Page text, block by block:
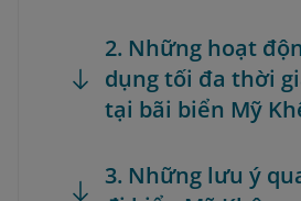
2. Những hoạt
dụng tối đa thời
tại bãi biển Mỹ
3. Những lưu ý